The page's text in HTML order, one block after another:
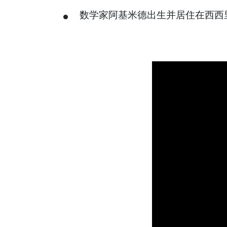
数学家阿基米德出生并居住在西西